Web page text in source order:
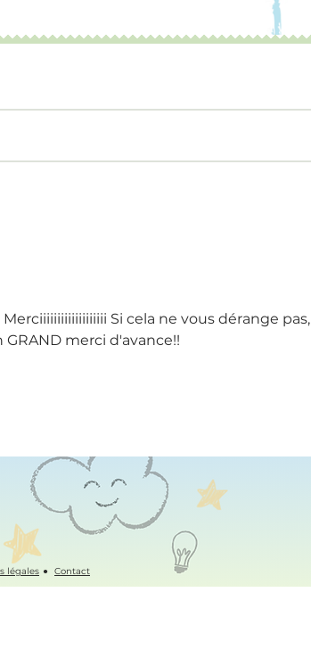
Si cela ne vous dérange pas,
merci d'avance!!
légales Contact
●